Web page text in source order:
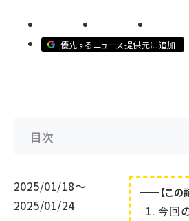
優先するニュース提供元に追加
目次
━━【この
今回
2025/01/18～
2025/01/24